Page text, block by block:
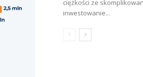
ciężkości ze
inwestowanie...